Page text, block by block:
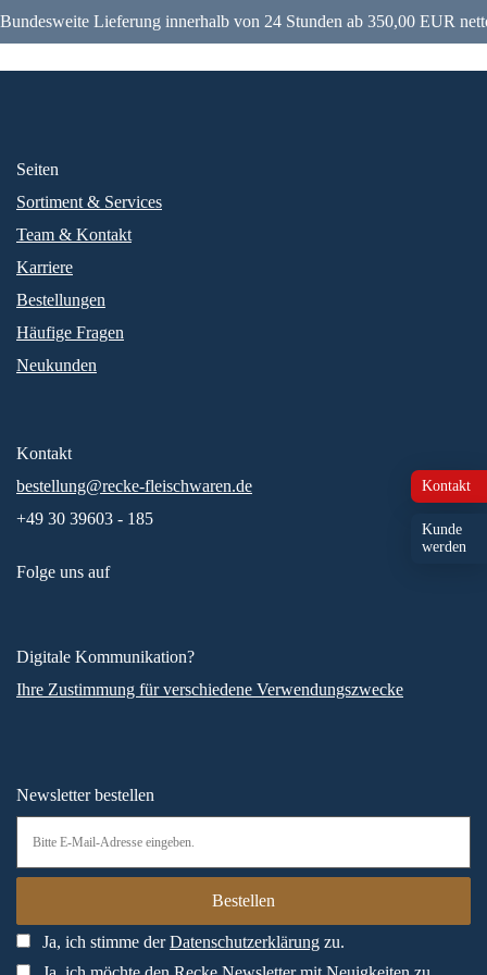
Bundesweite Lieferung innerhalb von 24 Stunden ab 350,00 EUR
Kontakt
Kunde
werden
Seiten
Sortiment & Services
Team & Kontakt
Karriere
Bestellungen
Häufige Fragen
Neukunden
Kontakt
bestellung@recke-fleischwaren.de
+49 30 39603 - 185
Folge uns auf
Digitale Kommunikation?
Ihre Zustimmung für verschiedene Verwendungszwecke
Newsletter bestellen
Ja, ich stimme derDatenschutzerklärung zu.